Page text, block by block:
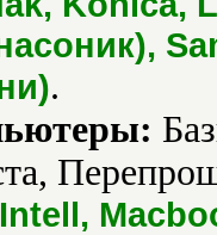
.
Intell,